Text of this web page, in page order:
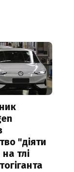
"діяти
тлі